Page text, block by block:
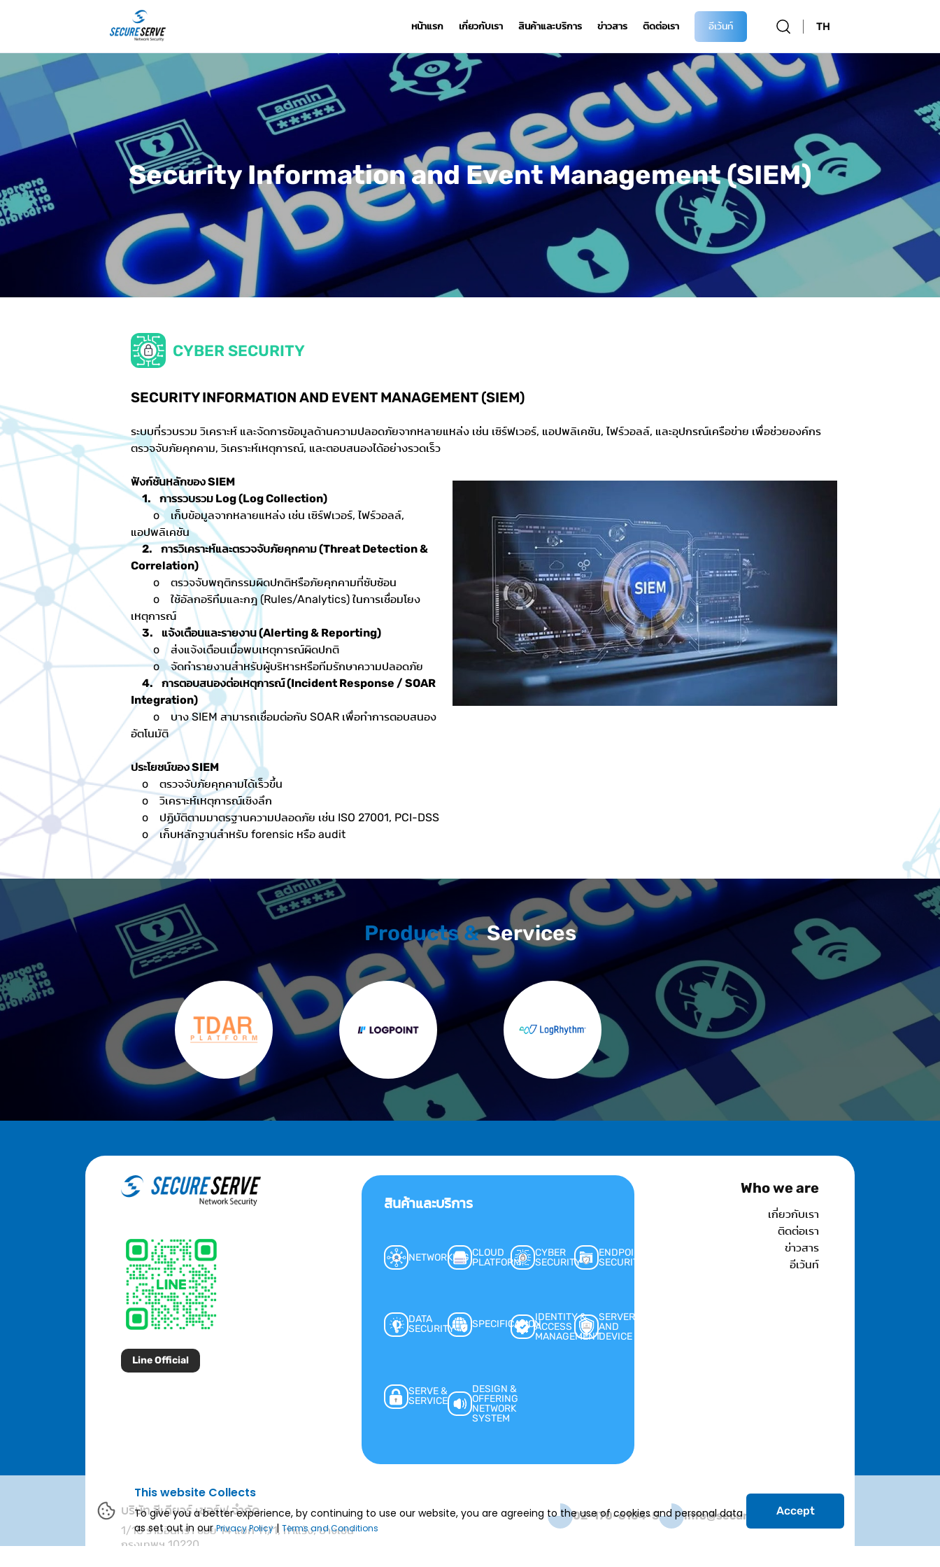
หน้าแรก เกี่ยวกับเรา สินค้าและบริการ ข่าวสาร ติดต่อเรา อีเว้นท์ TH
Security Information and Event Management (SIEM)
CYBER SECURITY
SECURITY INFORMATION AND EVENT MANAGEMENT (SIEM)
ระบบที่รวบรวม วิเคราะห์ และจัดการข้อมูลด้านความปลอดภัยจากหลายแหล่ง เช่น เซิร์ฟเวอร์, แอปพลิเคชัน, ไฟร์วอลล์, และอุปกรณ์เครือข่าย เพื่อช่วยองค์กร
ตรวจจับภัยคุกคาม, วิเคราะห์เหตุการณ์, และตอบสนองได้อย่างรวดเร็ว
ฟังก์ชันหลักของ SIEM
1. การรวบรวม Log (Log Collection)
o เก็บข้อมูลจากหลายแหล่ง เช่น เซิร์ฟเวอร์, ไฟร์วอลล์,
แอปพลิเคชัน
2. การวิเคราะห์และตรวจจับภัยคุกคาม (Threat Detection &
Correlation)
o ตรวจจับพฤติกรรมผิดปกติหรือภัยคุกคามที่ซับซ้อน
o ใช้อัลกอริทึมและกฎ (Rules/Analytics) ในการเชื่อมโยง
เหตุการณ์
3. แจ้งเตือนและรายงาน (Alerting & Reporting)
o ส่งแจ้งเตือนเมื่อพบเหตุการณ์ผิดปกติ
o จัดทำรายงานสำหรับผู้บริหารหรือทีมรักษาความปลอดภัย
4. การตอบสนองต่อเหตุการณ์ (Incident Response / SOAR
Integration)
o บาง SIEM สามารถเชื่อมต่อกับ SOAR เพื่อทำการตอบสนอง
อัตโนมัติ
ประโยชน์ของ SIEM
o ตรวจจับภัยคุกคามได้เร็วขึ้น
o วิเคราะห์เหตุการณ์เชิงลึก
o ปฏิบัติตามมาตรฐานความปลอดภัย เช่น ISO 27001, PCI-DSS
oเก็บหลักฐานสำหรับ forensic หรือ audit
Products &Services
Line Official
สินค้าและบริการ
NETWORKING CLOUD
PLATFORM
CYBER
SECURITY
ENDPOINT
SECURITY
DATA
SECURITY
SPECIFICATION
IDENTITY &
ACCESS
MANAGEMENT
SERVER
AND
DEVICE
SERVE &
SERVICE
DESIGN &
OFFERING
NETWORK
SYSTEM
Who we are
เกี่ยวกับเรา
ติดต่อเรา
ข่าวสาร
อีเว้นท์
บริษัท ซีเคียวร์ เซอร์ฟ จำกัด
1/18 รามอินทรา ซอย 14 แยก 11/1, ท่าแร้ง, บางเขน
กรุงเทพฯ 10220
02-170-6104-5 info@secureserve.co.th
This website Collects
To give you a better experience, by continuing to use our website, you are agreeing to the use of cookies and personal data
as set out in ourPrivacy Policy|Terms and Conditions
Accept